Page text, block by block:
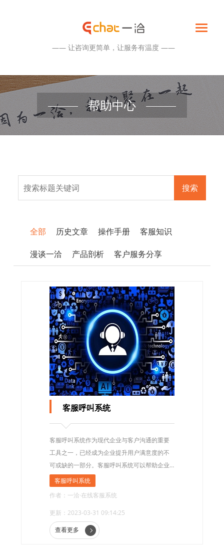
—— 让咨询更简单，让服务有温度 ——
帮助中心
搜索
全部 历史文章 操作手册 客服知识
漫谈一洽 产品剖析 客户服务分享
客服呼叫系统
客服呼叫系统作为现代企业与客户沟通的重要
工具之一，已经成为企业提升用户满意度的不
可或缺的一部分。客服呼叫系统可以帮助企业
提高客户响应速度，优化客户服务体验，更好
客服呼叫系统
作者：一洽·在线客服系统
更新：2023-03-31 09:14:25
查看更多